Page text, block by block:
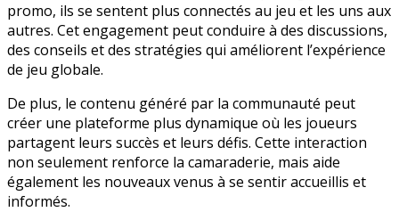
promo, ils se sentent plus connectés au jeu et les uns aux
autres. Cet engagement peut conduire à des discussions,
des conseils et des stratégies qui améliorent l’expérience
de jeu globale.
De plus, le contenu généré par la communauté peut
créer une plateforme plus dynamique où les joueurs
partagent leurs succès et leurs défis. Cette interaction
non seulement renforce la camaraderie, mais aide
également les nouveaux venus à se sentir accueillis et
informés.